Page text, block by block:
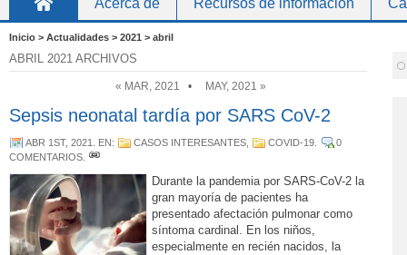
Acerca de Recursos de información
Inicio > Actualidades > 2021 > abril
ABRIL 2021 ARCHIVOS
« MAR, 2021 • MAY, 2021 »
Sepsis neonatal tardía por SARS CoV-2
ABR 1ST, 2021 . EN: CASOS INTERESANTES COVID-19
0
COMENTARIOS
Durante la pandemia por SARS-CoV-2 la
gran mayoría de pacientes ha
presentado afectación pulmonar como
síntoma cardinal. En los niños,
especialmente en recién nacidos, la